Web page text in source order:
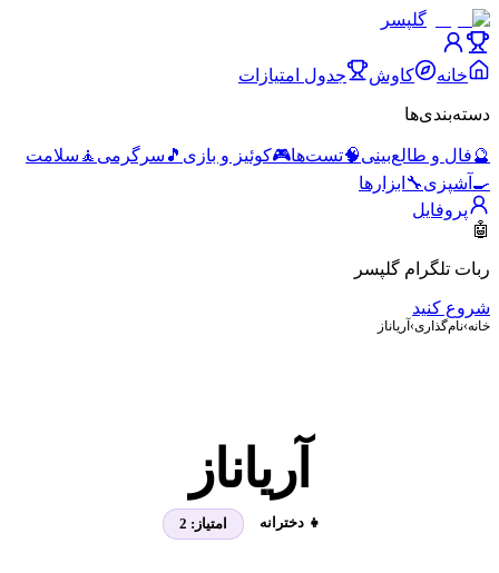
گلپسر
خانه کاوش جدول امتیازات
دسته‌بندی‌ها
🔮فال و طالع‌بینی🧠تست‌ها🎮کوئیز و بازی 🎵 سرگرمی 🧘 سلامت
🍳 آشپزی🔧 ابزارها
پروفایل
🤖
ربات تلگرام گلپسر
شروع کنید
خانه›نام‌گذاری› آریاناز
آریاناز
👧 دخترانه امتیاز: 2